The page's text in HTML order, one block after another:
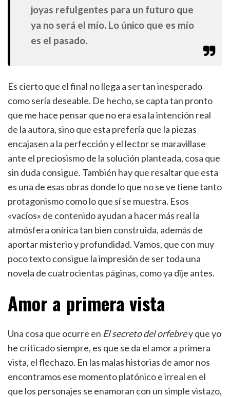
joyas refulgentes para un futuro que
ya no será el mío. Lo único que es mío
es el pasado.
Es cierto que el final no llega a ser tan inesperado
como sería deseable. De hecho, se capta tan pronto
que me hace pensar que no era esa la intención real
de la autora, sino que esta prefería que la piezas
encajasen a la perfección y el lector se maravillase
ante el preciosismo de la solución planteada, cosa que
sin duda consigue. También hay que resaltar que esta
es una de esas obras donde lo que no se ve tiene tanto
protagonismo como lo que sí se muestra. Esos
«vacíos» de contenido ayudan a hacer más real la
atmósfera onírica tan bien construida, además de
aportar misterio y profundidad. Vamos, que con muy
poco texto consigue la impresión de ser toda una
novela de cuatrocientas páginas, como ya dije antes.
Amor a primera vista
Una cosa que ocurre en El secreto del orfebrey que yo
he criticado siempre, es que se da el amor a primera
vista, el flechazo. En las malas historias de amor nos
encontramos ese momento platónico e irreal en el
que los personajes se enamoran con un simple vistazo,